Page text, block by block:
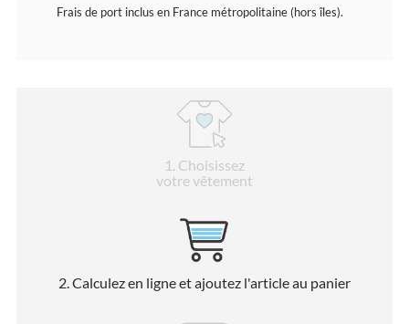
Frais de port inclus en France métropolitaine (hors îles).
1 . Choisissez
votre vêtement
2. Calculez en ligne et ajoutez l'article au panier